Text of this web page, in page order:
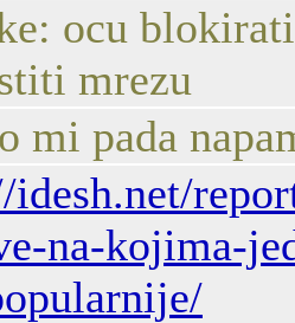
ocu
mrezu
mi pada
na-kojima-